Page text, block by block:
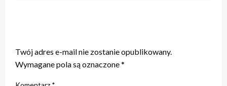
Twój adres e-mail nie zostanie opublikowany.
Wymagane pola są oznaczone*